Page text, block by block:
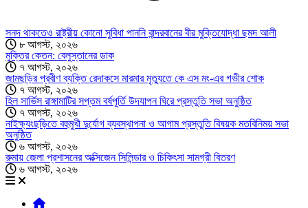
সনদ থাকতেও রাষ্ট্রীয় কোনো সুবিধা পাননি বান্দরবানের বীর মুক্তিযোদ্ধা ছমদ আলী
৮ আগস্ট, ২০২৬
মুক্তির কেতন: বেলুস্তানের ডাক
৭ আগস্ট, ২০২৬
জামছড়ির প্রবীণ ব্যক্তি রেদাকসে মারমার মৃত্যুতে কে এস মং-এর গভীর শোক
৭ আগস্ট, ২০২৬
হিল সার্ভিস রাঙ্গামাটির সপ্তম বর্ষপূর্তি উদযাপন ঘিরে প্রস্তুতি সভা অনুষ্ঠিত
৭ আগস্ট, ২০২৬
নাইক্ষ্যংছড়িতে বহুমুখী দুর্যোগ ব্যবস্থাপনা ও আগাম প্রস্তুতি বিষয়ক মতবিনিময় সভা
অনুষ্ঠিত
৬ আগস্ট, ২০২৬
রুমায় জেলা প্রশাসনের অক্সিজেন সিলিন্ডার ও চিকিৎসা সামগ্রী বিতরণ
৬ আগস্ট, ২০২৬